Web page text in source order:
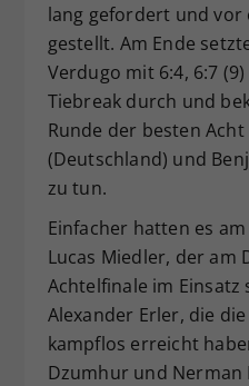
lang gefordert und vor
gestellt. Am Ende
Verdugo mit 6:4, 6:7
Tiebreak durch und
Runde der besten
(Deutschland) und
zu tun.
Einfacher hatten es
Lucas Miedler, der am
Achtelfinale im Einsatz
Alexander Erler, die
kampflos erreicht
Dzumhur und